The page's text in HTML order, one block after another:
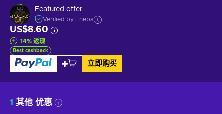
Featured offer
Verified by Eneba
US$8.60
14% 返现
Best cashback
立即购买
1 其他 优惠